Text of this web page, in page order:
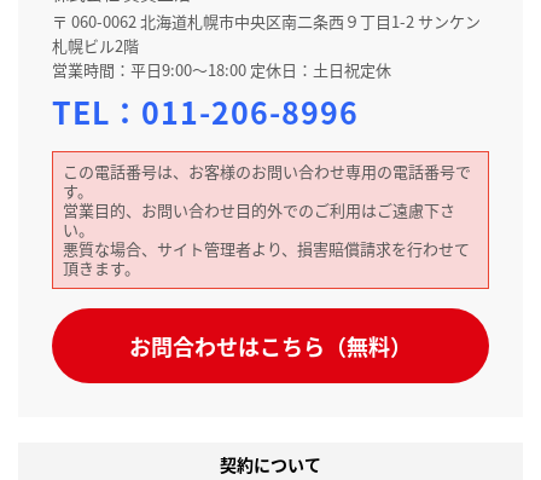
〒 060-0062 北海道札幌市中央区南二条西９丁目1-2 サンケン
札幌ビル2階
営業時間：平日9:00～18:00 定休日：土日祝定休
TEL： 011-206-8996
この電話番号は、お客様のお問い合わせ専用の電話番号で
す。
営業目的、お問い合わせ目的外でのご利用はご遠慮下さ
い。
悪質な場合、サイト管理者より、損害賠償請求を行わせて
頂きます。
お問合わせはこちら（無料）
契約について